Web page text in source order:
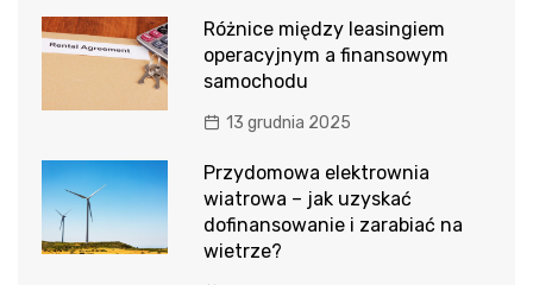
Różnice między leasingiem
operacyjnym a finansowym
samochodu
13 grudnia 2025
Przydomowa elektrownia
wiatrowa – jak uzyskać
dofinansowanie i zarabiać na
wietrze?